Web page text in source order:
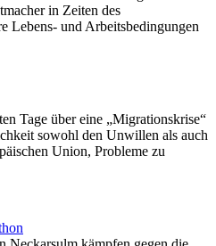
in Zeiten des
Lebens- und Arbeitsbedingungen
Tage über eine „Migrationskrise“
sowohl den Unwillen als auch
Union, Probleme zu